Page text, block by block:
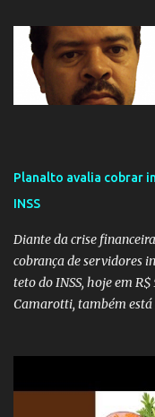
Planalto avalia cobrar
INSS
Diante da crise
cobrança de servidores
teto do INSS, hoje em
Camarotti, também está
a publicação, a reforma
analisada pelos